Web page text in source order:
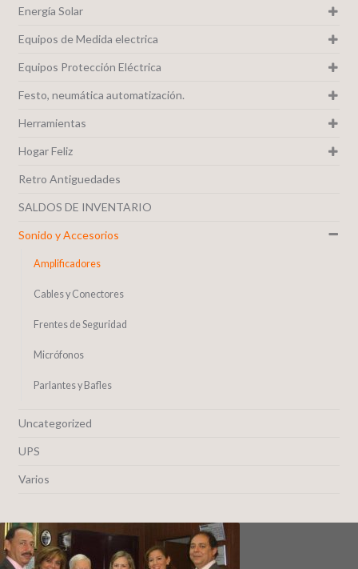
Energía Solar
Equipos de Medida electrica
Equipos Protección Eléctrica
Festo, neumática automatización.
Herramientas
Hogar Feliz
Retro Antiguedades
SALDOS DE INVENTARIO
Sonido y Accesorios
Amplificadores
Cables y Conectores
Frentes de Seguridad
Micrófonos
Parlantes y Bafles
Uncategorized
UPS
Varios